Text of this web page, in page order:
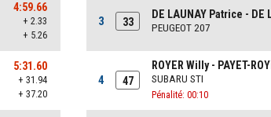
4:59.66
+ 2.33
+ 5.26
5:31.60
+ 31.94
+ 37.20
3 33
DE LAUNAY Patrice - DE
PEUGEOT 207
4 47
ROYER Willy - PAYET-
SUBARU STI
Pénalité: 00:10